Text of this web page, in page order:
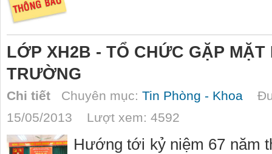
LỚP XH2B - TỔ CHỨC GẶP MẶT
TRƯỜNG
Chi tiết Chuyên mục: Tin Phòng - Khoa
15/05/2013 Lượt xem: 4592
Hướng tới kỷ niệm 67 năm